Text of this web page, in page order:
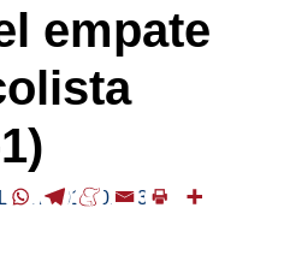
empate
/2018-01-23